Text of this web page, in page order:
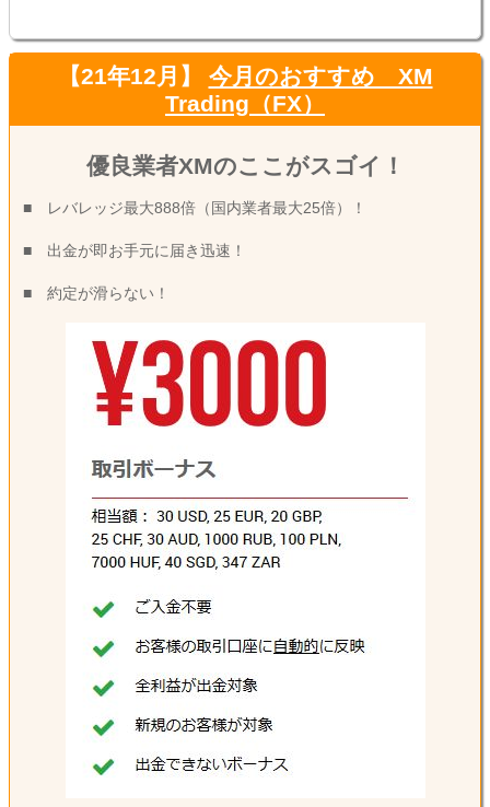
【21年12月】 今月のおすすめ XM
Trading（FX）
優良業者XMのここがスゴイ！
■ レバレッジ最大888倍（国内業者最大25倍）！
■ 出金が即お手元に届き迅速！
■ 約定が滑らない！